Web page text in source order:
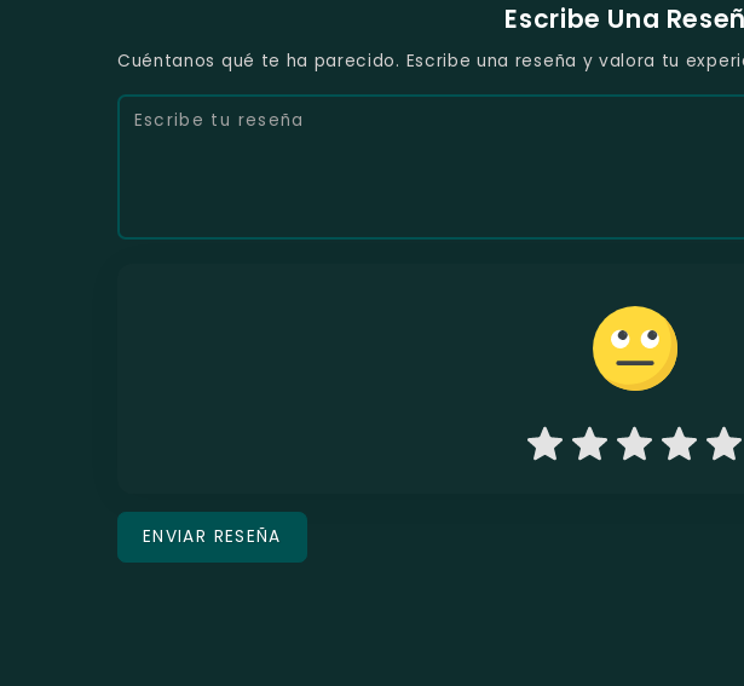
Escribe Una
Cuéntanos qué te ha parecido. Escribe una reseña y valora tu